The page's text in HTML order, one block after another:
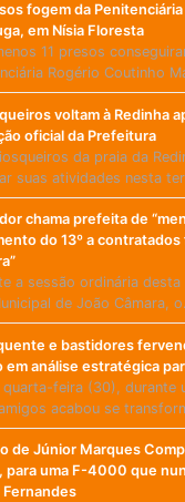
fogem da
em Nísia Floresta
11 presos
Rogério Coutinho
voltam à Redinha
oficial da Prefeitura
da praia da
suas atividades nesta
chama prefeita de
do 13º a contratados
a sessão ordinária
de João Câmara,
e bastidores
em análise estratégica
quarta-feira (30), durante
acabou se
de Júnior Marques
para uma F-4000 que
Fernandes